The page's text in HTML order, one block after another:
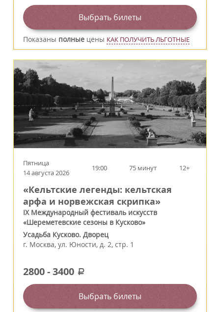
Выбрать билеты
Показаны полные цены КАК ПОЛУЧИТЬ ЛЬГОТНЫЕ
Пятница
14 августа 2026
19:00 75 минут 12+
«Кельтские легенды: кельтская
арфа и норвежская скрипка»
IX Международный фестиваль искусств
«Шереметевские сезоны в Кусково»
Усадьба Кусково. Дворец
г. Москва, ул. Юности, д. 2, стр. 1
2800-3400 a
Выбрать билеты